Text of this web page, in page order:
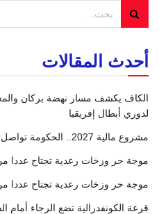
أحدث المقالات
الكاف يكشف مسار نهضة بركان
لدوري أبطال إفريقيا
مشروع مالية 2027.. الحكومة تواصل دعم غاز البوتان والسكر والدقيق
موجة حر وزخات رعدية تجتاح عددا من
موجة حر وزخات رعدية تجتاح عددا من
قرعة الكونفدرالية تضع الرجاء أمام